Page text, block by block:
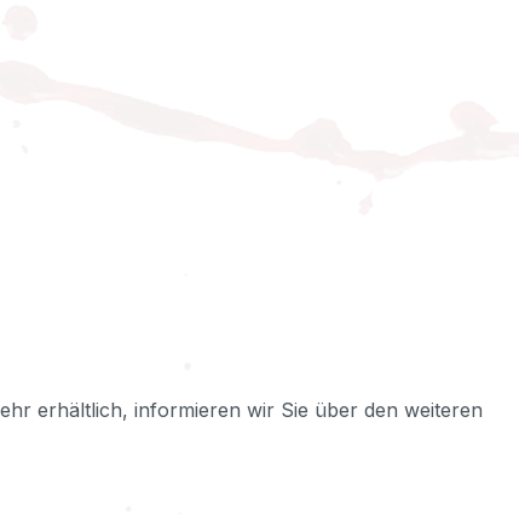
erhältlich, informieren wir Sie über den weiteren